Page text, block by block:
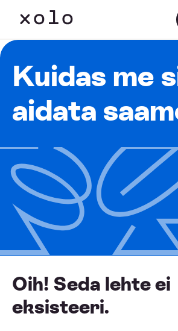
Kuidas me
aidata
Oih! Seda lehte ei
eksisteeri.